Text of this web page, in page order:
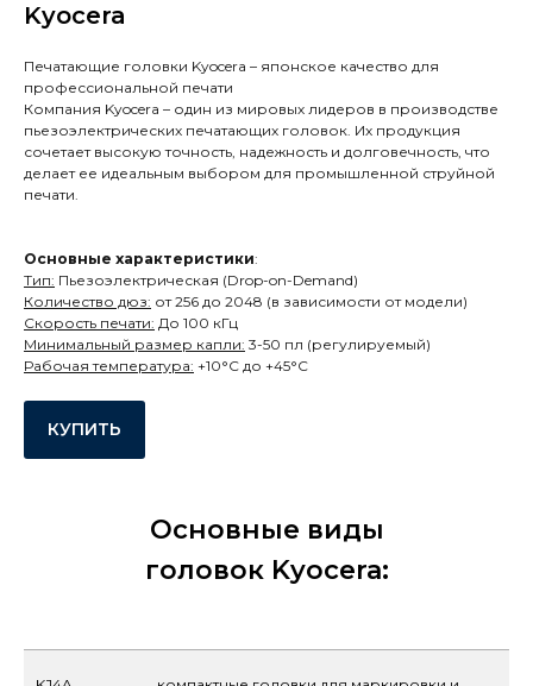
Kyocera
Печатающие головки Kyocera – японское качество для
профессиональной печати
Компания Kyocera – один из мировых лидеров в производстве
пьезоэлектрических печатающих головок. Их продукция
сочетает высокую точность, надежность и долговечность, что
делает ее идеальным выбором для промышленной струйной
печати.
Основные характеристики:
Тип: Пьезоэлектрическая (Drop-on-Demand)
Количество дюз: от 256 до 2048 (в зависимости от модели)
Скорость печати: До 100 кГц
Минимальный размер капли: 3-50 пл (регулируемый)
Рабочая температура: +10°C до +45°C
КУПИТЬ
Основные виды
головок Kyocera: